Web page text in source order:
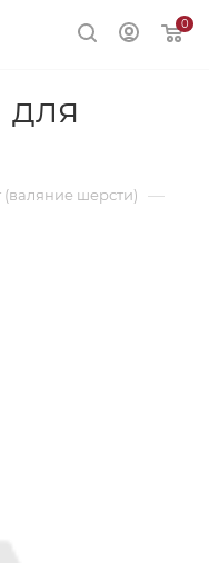
0
для
(валяние шерсти) —